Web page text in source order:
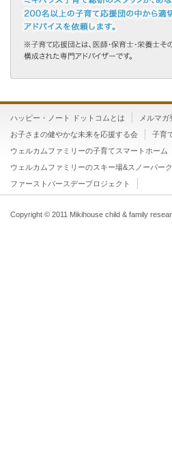
ハッピー・ノート ドットコムとは メルマガ
お子さまの健やかな未来を応援する会
子育
ウェルカムファミリーの子育てスマートホーム
ウェルカムファミリーのスキー場&スノーパーク
ファーストバースデープロジェクト
Copyright © 2011 Mikihouse child & family